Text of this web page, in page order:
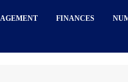
FINANCES